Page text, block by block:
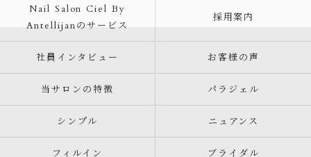
Nail Salon Ciel By
Antellijanのサービス
採用案内
社員インタビュー お客様の声
当サロンの特徴 パラジェル
シンプル ニュアンス
フィルイン ブライダル